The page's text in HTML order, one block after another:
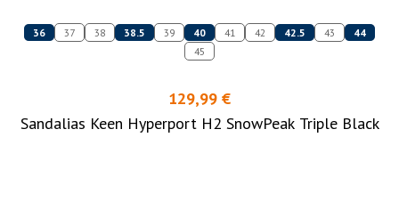
36 37 38 38.5 39 40 41 42 42.5 43
44
45
129,99 €
Sandalias Keen Hyperport H2 SnowPeak Triple Black